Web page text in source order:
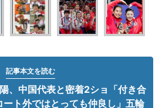
記事本文を読む
、中国代表と密着2ショ「付き合
ト外ではとっても仲良し」五輪